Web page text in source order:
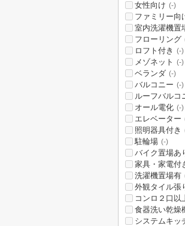
女性向け (-)
ファミリー向
室内洗濯機置
フローリング
ロフト付き (-)
メゾネット (-)
ベランダ (-)
バルコニー (-)
ルーフバルコ
オール電化 (-)
エレベーター
照明器具付き
駐輪場 (-)
バイク置場あ
家具・家電付
洗濯機置場有
外観タイル張
コンロ２口以
食器洗い乾燥
システムキッ